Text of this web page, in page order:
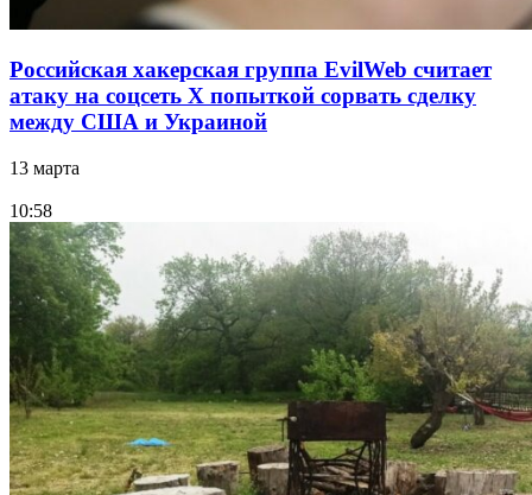
Российская хакерская группа EvilWeb считает
атаку на соцсеть Х попыткой сорвать сделку
между США и Украиной
13 марта
10:58